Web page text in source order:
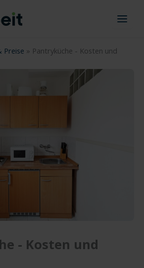
Preise » Pantryküche - Kosten und
- Kosten und